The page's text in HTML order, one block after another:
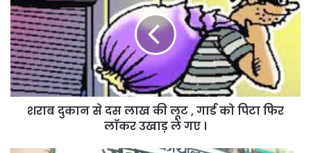
से
दस
लाख
की
लूट
,
गार्ड
शराब दुकान से दस लाख की लूट , गार्ड को पिटा फिर
लाॅकर उखाड़ ले गए ।